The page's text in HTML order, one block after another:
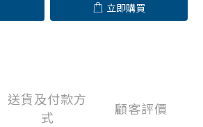
立即購買
送貨及付款方
式
顧客評價